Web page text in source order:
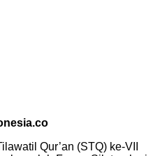
Qur’an (STQ) ke-VII